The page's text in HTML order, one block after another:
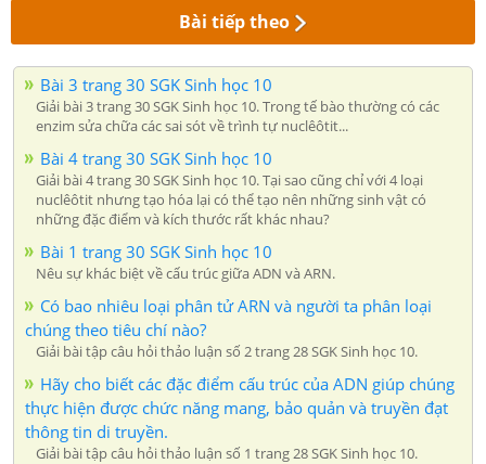
Bài tiếp theo
Bài 3 trang 30 SGK Sinh học 10
Giải bài 3 trang 30 SGK Sinh học 10. Trong tế bào thường có các
enzim sửa chữa các sai sót về trình tự nuclêôtit...
Bài 4 trang 30 SGK Sinh học 10
Giải bài 4 trang 30 SGK Sinh học 10. Tại sao cũng chỉ với 4 loại
nuclêôtit nhưng tạo hóa lại có thể tạo nên những sinh vật có
những đặc điểm và kích thước rất khác nhau?
Bài 1 trang 30 SGK Sinh học 10
Nêu sự khác biệt về cấu trúc giữa ADN và ARN.
Có bao nhiêu loại phân tử ARN và người ta phân loại
chúng theo tiêu chí nào?
Giải bài tập câu hỏi thảo luận số 2 trang 28 SGK Sinh học 10.
Hãy cho biết các đặc điểm cấu trúc của ADN giúp chúng
thực hiện được chức năng mang, bảo quản và truyền đạt
thông tin di truyền.
Giải bài tập câu hỏi thảo luận số 1 trang 28 SGK Sinh học 10.